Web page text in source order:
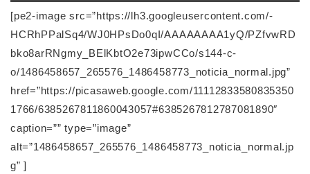
[pe2-image src=”https://lh3.googleusercontent.com/-
HCRhPPalSq4/WJ0HPsDo0qI/AAAAAAAA1yQ/PZfvwRD
bko8arRNgmy_BElKbtO2e73ipwCCo/s144-c-
o/1486458657_265576_1486458773_noticia_normal.jpg”
href=”https://picasaweb.google.com/11112833580835350
1766/6385267811860043057#6385267812787081890″
caption=”” type=”image”
alt=”1486458657_265576_1486458773_noticia_normal.jp
g” ]